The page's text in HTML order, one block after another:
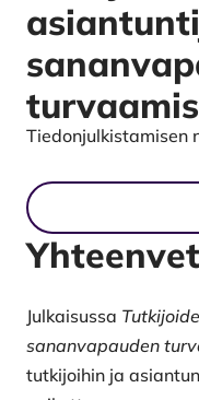
Tiedonjulkistamisen
Tiedostolataukset
Julkaisussa
sananvapauden
tutkijoihin ja